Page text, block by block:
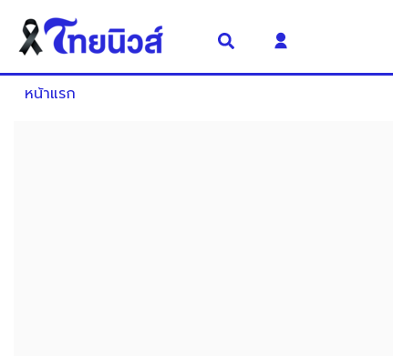
หน้าแรก